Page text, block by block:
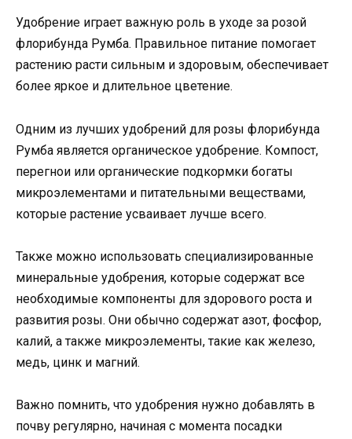
Удобрение играет важную роль в уходе за розой
флорибунда Румба. Правильное питание помогает
растению расти сильным и здоровым, обеспечивает
более яркое и длительное цветение.
Одним из лучших удобрений для розы флорибунда
Румба является органическое удобрение. Компост,
перегнои или органические подкормки богаты
микроэлементами и питательными веществами,
которые растение усваивает лучше всего.
Также можно использовать специализированные
минеральные удобрения, которые содержат все
необходимые компоненты для здорового роста и
развития розы. Они обычно содержат азот, фосфор,
калий, а также микроэлементы, такие как железо,
медь, цинк и магний.
Важно помнить, что удобрения нужно добавлять в
почву регулярно, начиная с момента посадки